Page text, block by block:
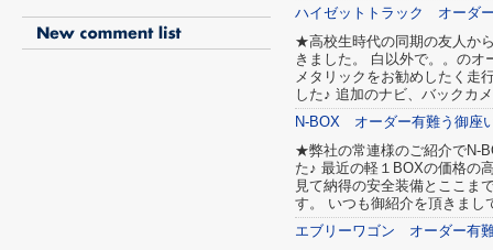
ハイゼットトラック オーダ
★高校生時代の同期の友人か
きました。 白以外で。。の
メタリックをお勧めしたく走
した♪ 追加のナビ、バックカ
N-BOX オーダー有難う御
★弊社の常連様のご紹介でN-
た♪ 最近の軽１BOXの価格の
見て納得の安全装備とここま
す。 いつも御紹介を頂きまし
エブリーワゴン オーダー